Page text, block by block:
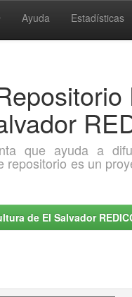
Ayuda Estadísticas
que ayuda a
repositorio es un
de El Salvador